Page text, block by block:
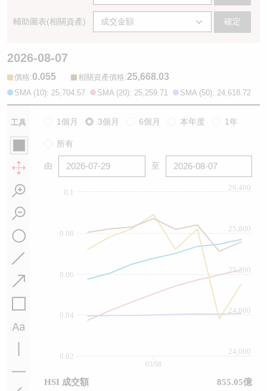
輔助圖表(相關資產) 確定
2026-08-07
價格:0.055 相關資產價格:25,668.03
SMA (10): 25,704.57 SMA (20): 25,259.71 SMA (50): 24,618.72
工具 1個月 3個月 6個月 本年度 1年
所有
由 至
0.02
0.04
0.06
0.08
0.1
24,000
24,600
25,200
25,800
26,400
03/08
HSI 成交額 855.05億